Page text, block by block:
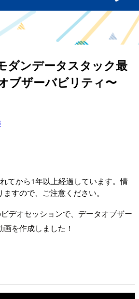
ダンデータスタック最
ブザーバビリティ〜
てから1年以上経過しています。情
すので、ご注意ください。
デオセッションで、データオブザー
を作成しました！